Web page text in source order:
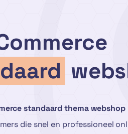
standaard thema webshop
die snel en professioneel